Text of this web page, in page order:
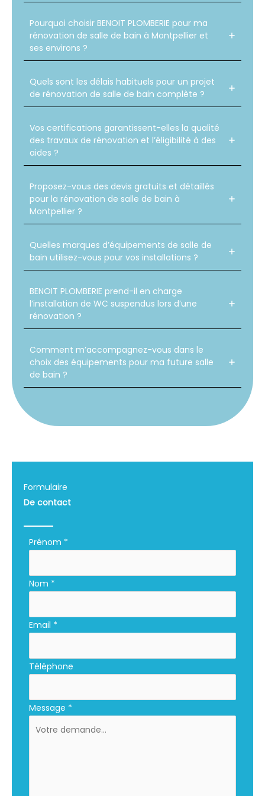
Pourquoi choisir BENOIT PLOMBERIE pour ma
rénovation de salle de bain à Montpellier et
ses environs ?
Quels sont les délais habituels pour un projet
de rénovation de salle de bain complète ?
Vos certifications garantissent-elles la qualité
des travaux de rénovation et l’éligibilité à des
aides ?
Proposez-vous des devis gratuits et détaillés
pour la rénovation de salle de bain à
Montpellier ?
Quelles marques d’équipements de salle de
bain utilisez-vous pour vos installations ?
BENOIT PLOMBERIE prend-il en charge
l’installation de WC suspendus lors d’une
rénovation ?
Comment m’accompagnez-vous dans le
choix des équipements pour ma future salle
de bain ?
Formulaire
De contact
Formulaire
téléphone
Prénom *
Nom *
Email *
Téléphone
Message *